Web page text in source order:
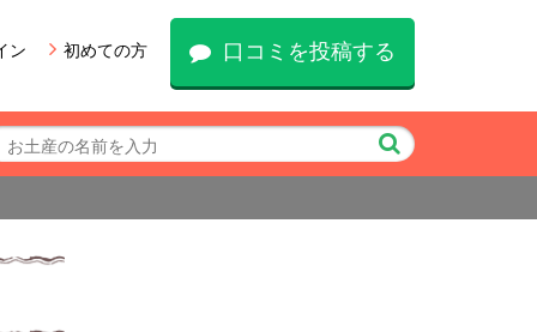
ン 初めての方 口コミを投稿する